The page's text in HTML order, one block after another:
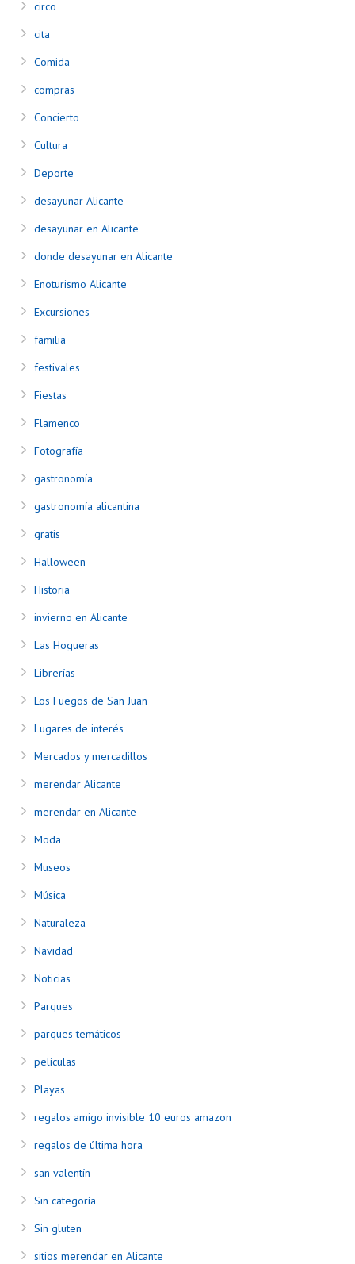
circo
cita
Comida
compras
Concierto
Cultura
Deporte
desayunar Alicante
desayunar en Alicante
donde desayunar en Alicante
Enoturismo Alicante
Excursiones
familia
festivales
Fiestas
Flamenco
Fotografía
gastronomía
gastronomía alicantina
gratis
Halloween
Historia
invierno en Alicante
Las Hogueras
Librerías
Los Fuegos de San Juan
Lugares de interés
Mercados y mercadillos
merendar Alicante
merendar en Alicante
Moda
Museos
Música
Naturaleza
Navidad
Noticias
Parques
parques temáticos
películas
Playas
regalos amigo invisible 10 euros amazon
regalos de última hora
san valentín
Sin categoría
Sin gluten
sitios merendar en Alicante